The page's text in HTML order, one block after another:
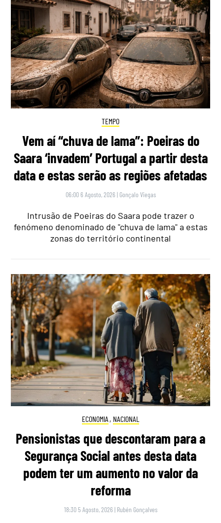
TEMPO
Vem aí “chuva de lama”: Poeiras do
Saara ‘invadem’ Portugal a partir desta
data e estas serão as regiões afetadas
06:00 6 Agosto, 2026 | Gonçalo Viegas
Intrusão de Poeiras do Saara pode trazer o
fenómeno denominado de "chuva de lama" a estas
zonas do território continental
ECONOMIA , NACIONAL
Pensionistas que descontaram para a
Segurança Social antes desta data
podem ter um aumento no valor da
reforma
18:30 5 Agosto, 2026 | Rubén Gonçalves